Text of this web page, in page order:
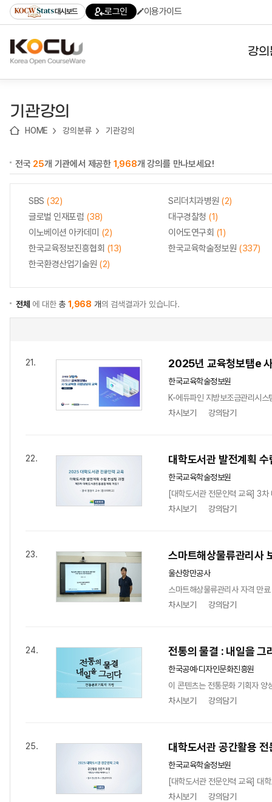
기
기
기
content)
가
대시보드 로그인 이용가이드
강
기관강의
HOME 강의분류 기관강의
전국 25개 기관에서 제공한 1,968개 강의를 만나보세요!
SBS (32) S리더치과병원 (2)
글로벌 인재포럼 (38) 대구경찰청 (1)
이노베이션 아카데미 (2) 이어도연구회 (1)
한국교육정보진흥협회 (13) 한국교육학술정보원 (337)
한국환경산업기술원 (2)
전체 에 대한총1,968 개의 검색결과가 있습니다.
21. 2025년 교육청보탬e
한국교육학술정보원
K-에듀파인 지방보조금관리시
차시보기
강의담기
22. 대학도서관 발전계획
한국교육학술정보원
[대학도서관 전문인력 교육] 3차
차시보기
강의담기
23. 스마트해상물류관리사
울산항만공사
스마트해상물류관리사 자격 만
차시보기
강의담기
24. 전통의 물결 : 내일을 그
한국공예·디자인문화진흥원
이 콘텐츠는 전통문화 기획자 양
차시보기
강의담기
25. 대학도서관 공간활용 전
한국교육학술정보원
[대학도서관 전문인력 교육] 대
차시보기
강의담기